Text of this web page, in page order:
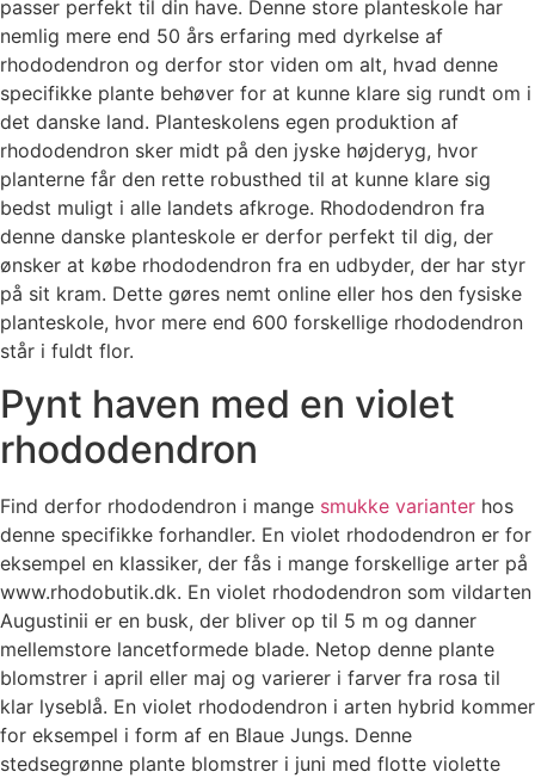
passer perfekt til din have. Denne store planteskole har
nemlig mere end 50 års erfaring med dyrkelse af
rhododendron og derfor stor viden om alt, hvad denne
specifikke plante behøver for at kunne klare sig rundt om i
det danske land. Planteskolens egen produktion af
rhododendron sker midt på den jyske højderyg, hvor
planterne får den rette robusthed til at kunne klare sig
bedst muligt i alle landets afkroge. Rhododendron fra
denne danske planteskole er derfor perfekt til dig, der
ønsker at købe rhododendron fra en udbyder, der har styr
på sit kram. Dette gøres nemt online eller hos den fysiske
planteskole, hvor mere end 600 forskellige rhododendron
står i fuldt flor.
Pynt haven med en violet
rhododendron
Find derfor rhododendron i mange smukke varianter hos
denne specifikke forhandler. En violet rhododendron er for
eksempel en klassiker, der fås i mange forskellige arter på
www.rhodobutik.dk. En violet rhododendron som vildarten
Augustinii er en busk, der bliver op til 5 m og danner
mellemstore lancetformede blade. Netop denne plante
blomstrer i april eller maj og varierer i farver fra rosa til
klar lyseblå. En violet rhododendron i arten hybrid kommer
for eksempel i form af en Blaue Jungs. Denne
stedsegrønne plante blomstrer i juni med flotte violette